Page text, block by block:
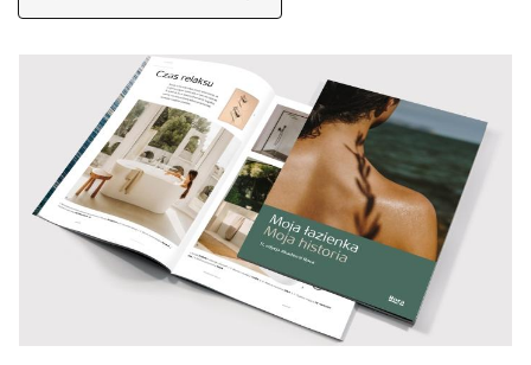
najnowocześniejsze rozwiązania takie jak